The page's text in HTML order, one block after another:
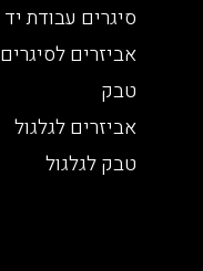
סיגרים עבודת יד
אביזרים לסיגרים
טבק
אביזרים לגלגול
טבק לגלגול